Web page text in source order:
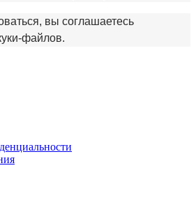
вы соглашаетесь